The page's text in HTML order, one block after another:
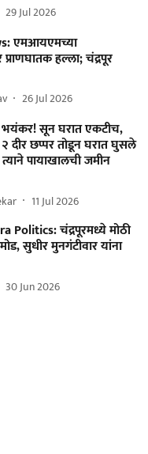
29 Jul 2026
एमआयएमच्या
हल्ला; चंद्रपूर
26 Jul 2026
सून घरात एकटीच,
दीर छप्पर तोडून घरात घुसले
पायाखालची जमीन
11 Jul 2026
Politics: चंद्रपूरमध्ये मोठी
सुधीर मुनगंटीवार यांना
30 Jun 2026